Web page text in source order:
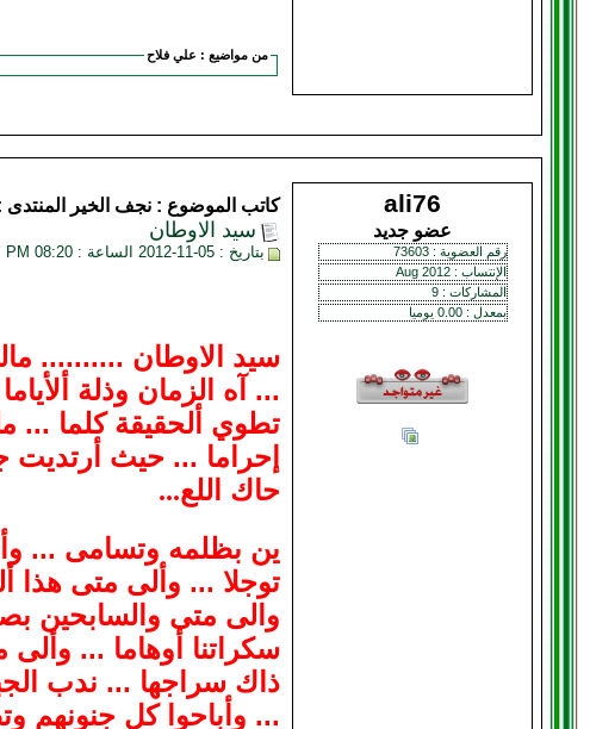
من مواضيع : علي فلاح
ali76
عضو جديد
رقم العضوية : 73603
الإنتساب : Aug 2012
المشاركات : 9
بمعدل : 0.00 يوميا
كاتب الموضوع : نجف الخير المنتدى
سيد الاوطان
بتاريخ : 05-11-2012 الساعة : 08:20 PM
سيد الاوطان ..........
... آه الزمان وذلة
تطوي ألحقيقة كلما ...
إحراما ... حيث
حاك اللع...
ين بظلمه وتسامى ...
توجلا ... وألى متى هذا
والى متى والسابحين
سكراتنا أوهاما ...
ذاك سراجها ... ندب
... وأباحوا كل جنونهم